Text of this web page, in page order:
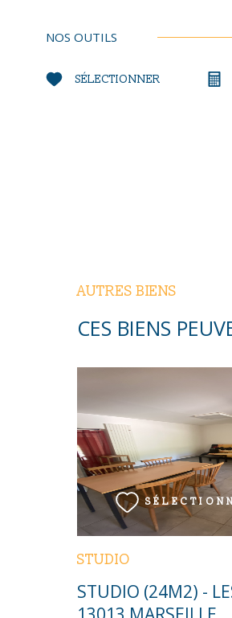
NOS OUTILS
SÉLECTIONNER
AUTRES BIENS
CES BIENS
STUDIO
STUDIO (24M2) -
VOIR LE